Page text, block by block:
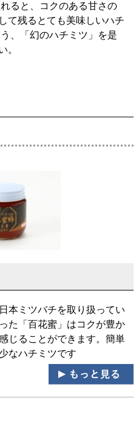
ると、コクのある甘さの
て残るとても美味しいハチ
、「幻のハチミツ」を是
。
本ミツバチを取り扱ってい
た「百花蜜」はコクが豊か
じることができます。簡単
なハチミツです